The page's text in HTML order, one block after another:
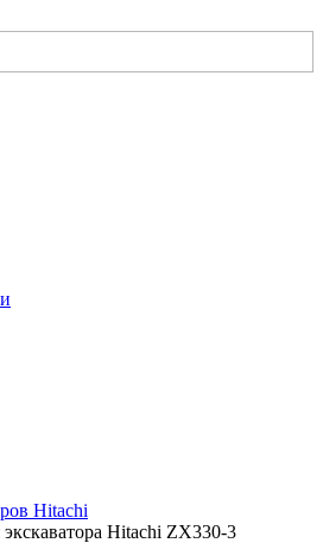
Hitachi
Hitachi ZX330-3